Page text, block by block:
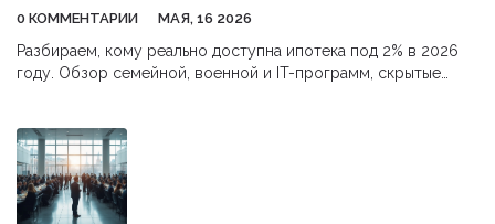
0 КОММЕНТАРИИ МАЯ, 16 2026
Разбираем, кому реально доступна ипотека под 2% в 2026
году. Обзор семейной, военной и IT-программ, скрытые